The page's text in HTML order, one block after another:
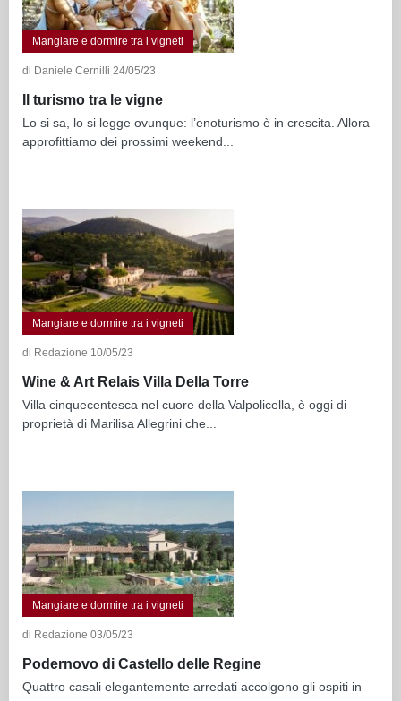
Mangiare e dormire tra i vigneti
di Daniele Cernilli 24/05/23
Il turismo tra le vigne
Lo si sa, lo si legge ovunque: l’enoturismo è in crescita. Allora
approfittiamo dei prossimi weekend...
Mangiare e dormire tra i vigneti
di Redazione 10/05/23
Wine & Art Relais Villa Della Torre
Villa cinquecentesca nel cuore della Valpolicella, è oggi di
proprietà di Marilisa Allegrini che...
Mangiare e dormire tra i vigneti
di Redazione 03/05/23
Podernovo di Castello delle Regine
Quattro casali elegantemente arredati accolgono gli ospiti in